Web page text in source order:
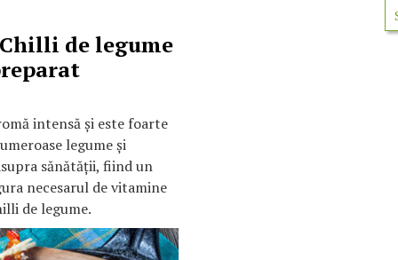
de legume
intensă și este foarte
legume și
sănătății, fiind un
necesarul de vitamine
de legume.